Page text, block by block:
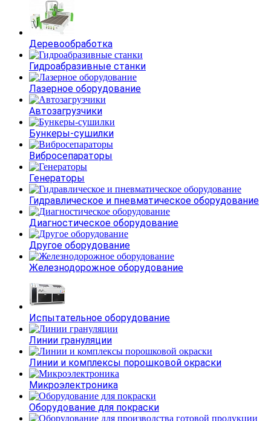
Деревообработка
Гидроабразивные станки
Лазерное оборудование
Автозагрузчики
Бункеры-сушилки
Вибросепараторы
Генераторы
Гидравлическое и пневматическое оборудование
Диагностическое оборудование
Другое оборудование
Железнодорожное оборудование
Испытательное оборудование
Линии грануляции
Линии и комплексы порошковой окраски
Микроэлектроника
Оборудование для покраски